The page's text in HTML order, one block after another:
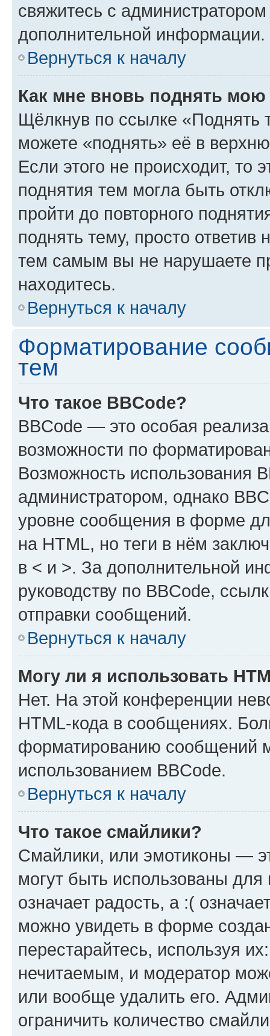
свяжитесь с
дополнительной информации.
Вернуться к началу
Как мне вновь поднять мою
Щёлкнув по ссылке «Поднять
можете «поднять» её в
Если этого не происходит, то
поднятия тем могла быть
пройти до повторного
поднять тему, просто ответив
тем самым вы не нарушаете
находитесь.
Вернуться к началу
Форматирование
тем
Что такое BBCode?
BBCode — это особая
возможности по
Возможность использования
администратором, однако
уровне сообщения в форме
на HTML, но теги в нём
в < и >. За дополнительной
руководству по BBCode,
отправки сообщений.
Вернуться к началу
Могу ли я использовать
Нет. На этой конференции
HTML-кода в сообщениях.
форматированию сообщений
использованием BBCode.
Вернуться к началу
Что такое смайлики?
Смайлики, или эмотиконы —
могут быть использованы
означает радость, а :(
можно увидеть в форме
перестарайтесь, используя
нечитаемым, и модератор
или вообще удалить его.
ограничить количество